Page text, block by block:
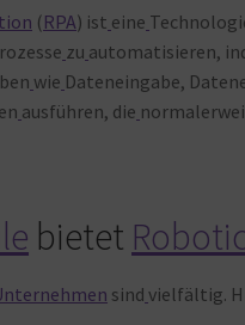
( RPA) ist eine
zu automatisieren,
wie Dateneingabe,
ausführen, die
bietet
sind vielfältig.